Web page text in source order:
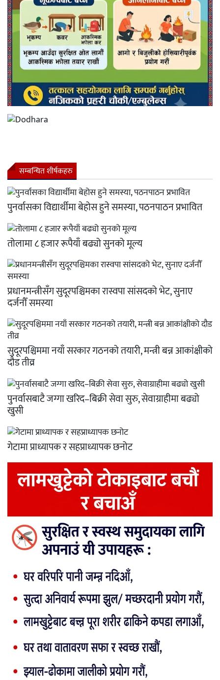
सम्बन्धित शीर्षकहरु
पुनर्वासका विद्यार्थीमा बेहोस हुने समस्या, पठनपाठन प्रभावित
तोलामा ८ हजार रूपैयाँ बढ्यो सुनको मूल्य
प्रधानमन्त्रीसँग सुदूरपश्चिमका रास्वपा सांसदको भेट, सुनाए
दर्जनौँ समस्या
सुदूरपश्चिममा नयाँ सरकार गठनको तयारी, मन्त्री बन्न आकांक्षीको
दौड तीव्र
पुनर्वासबाटै जग्गा खरिद–बिक्री सेवा सुरु, सेवाग्राहीमा बढ्यो
खुसी
गेटामा प्राध्यापक र सहप्राध्यापक छनोट